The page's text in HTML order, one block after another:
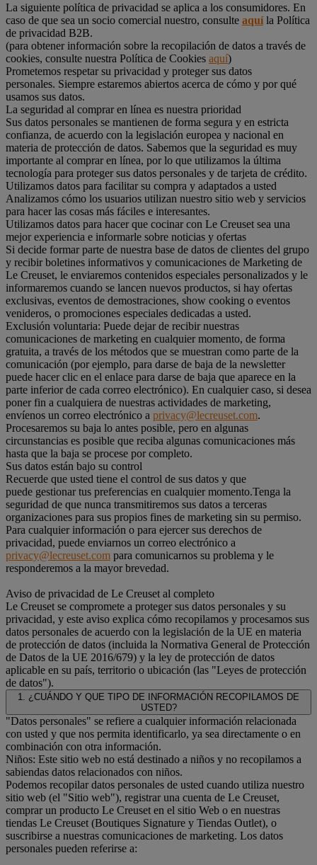
La siguiente política de privacidad se aplica a los consumidores. En
caso de que sea un socio comercial nuestro, consulte aquíla Política
de privacidad B2B.
(para obtener información sobre la recopilación de datos a través de
cookies, consulte nuestra Política de Cookies aquí)
Prometemos respetar su privacidad y proteger sus datos
personales. Siempre estaremos abiertos acerca de cómo y por qué
usamos sus datos.
La seguridad al comprar en línea es nuestra prioridad
Sus datos personales se mantienen de forma segura y en estricta
confianza, de acuerdo con la legislación europea y nacional en
materia de protección de datos. Sabemos que la seguridad es muy
importante al comprar en línea, por lo que utilizamos la última
tecnología para proteger sus datos personales y de tarjeta de crédito.
Utilizamos datos para facilitar su compra y adaptados a usted
Analizamos cómo los usuarios utilizan nuestro sitio web y servicios
para hacer las cosas más fáciles e interesantes.
Utilizamos datos para hacer que cocinar con Le Creuset sea una
mejor experiencia e informarle sobre noticias y ofertas
Si decide formar parte de nuestra base de datos de clientes del grupo
y recibir boletines informativos y comunicaciones de Marketing de
Le Creuset, le enviaremos contenidos especiales personalizados y le
informaremos cuando se lancen nuevos productos, si hay ofertas
exclusivas, eventos de demostraciones, show cooking o eventos
venideros, o promociones especiales dedicadas a usted.
Exclusión voluntaria: Puede dejar de recibir nuestras
comunicaciones de marketing en cualquier momento, de forma
gratuita, a través de los métodos que se muestran como parte de la
comunicación (por ejemplo, para darse de baja de la newsletter
puede hacer clic en el enlace para darse de baja que aparece en la
parte inferior de cada correo electrónico). En cualquier caso, si desea
poner fin a cualquiera de nuestras actividades de marketing,
envíenos un correo electrónico a privacy@lecreuset.com.
Procesaremos su baja lo antes posible, pero en algunas
circunstancias es posible que reciba algunas comunicaciones más
hasta que la baja se procese por completo.
Sus datos están bajo su control
Recuerde que usted tiene el control de sus datos y que
puede gestionar tus preferencias en cualquier momento.Tenga la
seguridad de que nunca transmitiremos sus datos a terceras
organizaciones para sus propios fines de marketing sin su permiso.
Para cualquier información o para ejercer sus derechos de
privacidad, puede enviarnos un correo electrónico a
privacy@lecreuset.com para comunicarnos su problema y le
responderemos a la mayor brevedad.
Aviso de privacidad de Le Creuset al completo
Le Creuset se compromete a proteger sus datos personales y su
privacidad, y este aviso explica cómo recopilamos y procesamos sus
datos personales de acuerdo con la legislación de la UE en materia
de protección de datos (incluida la Normativa General de Protección
de Datos de la UE 2016/679) y la ley de protección de datos
aplicable en su país, territorio o ubicación (las "Leyes de protección
de datos").
1. ¿CUÁNDO Y QUE TIPO DE INFORMACIÓN RECOPILAMOS DE
USTED?
"Datos personales" se refiere a cualquier información relacionada
con usted y que nos permita identificarlo, ya sea directamente o en
combinación con otra información.
Niños: Este sitio web no está destinado a niños y no recopilamos a
sabiendas datos relacionados con niños.
Podemos recopilar datos personales de usted cuando utiliza nuestro
sitio web (el "Sitio web"), registrar una cuenta de Le Creuset,
comprar un producto Le Creuset en el sitio Web o en nuestras
tiendas Le Creuset (Boutiques Signature y Tiendas Outlet), o
suscribirse a nuestras comunicaciones de marketing. Los datos
personales pueden referirse a: